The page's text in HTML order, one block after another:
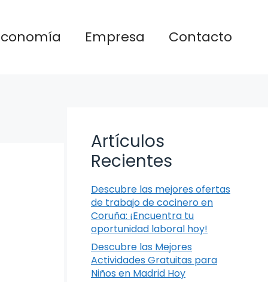
Empresa Contacto
Artículos
Recientes
Descubre las mejores ofertas
de trabajo de cocinero en
Coruña: ¡Encuentra tu
oportunidad laboral hoy!
Descubre las Mejores
Actividades Gratuitas para
Niños en Madrid Hoy